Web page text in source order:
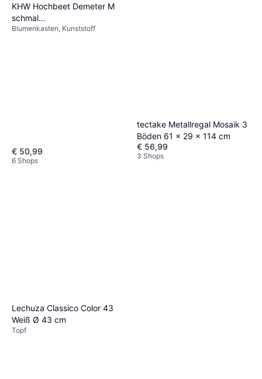
KHW Hochbeet Demeter M
schmal
16.14x32.28x24.0157cm
Blumenkasten, Kunststoff
€ 50,99
6 Shops
tectake Metallregal Mosaik 3
Böden 61 x 29 x 114 cm
€ 56,99
3 Shops
Lechuza Classico Color 43
Weiß Ø 43 cm
Topf